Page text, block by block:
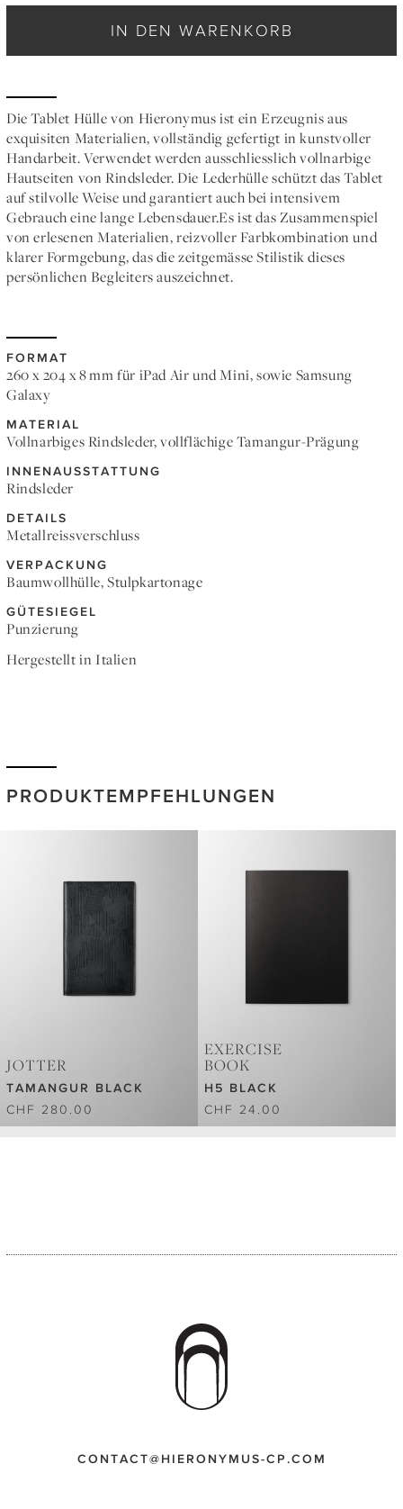
IN DEN WARENKORB
Die Tablet Hülle von Hieronymus ist ein Erzeugnis aus
exquisiten Materialien, vollständig gefertigt in kunstvoller
Handarbeit. Verwendet werden ausschliesslich vollnarbige
Hautseiten von Rindsleder. Die Lederhülle schützt das Tablet
auf stilvolle Weise und garantiert auch bei intensivem
Gebrauch eine lange Lebensdauer.Es ist das Zusammenspiel
von erlesenen Materialien, reizvoller Farbkombination und
klarer Formgebung, das die zeitgemässe Stilistik dieses
persönlichen Begleiters auszeichnet.
FORMAT
260 x 204 x 8 mm für iPad Air und Mini, sowie Samsung
Galaxy
MATERIAL
Vollnarbiges Rindsleder, vollflächige Tamangur-Prägung
INNENAUSSTATTUNG
Rindsleder
DETAILS
Metallreissverschluss
VERPACKUNG
Baumwollhülle, Stulpkartonage
GÜTESIEGEL
Punzierung
Hergestellt in Italien
PRODUKTEMPFEHLUNGEN
JOTTER
TAMANGUR BLACK
CHF 280.00
EXERCISE
BOOK
H5 BLACK
CHF 24.00
CONTACT@HIERONYMUS-CP.COM